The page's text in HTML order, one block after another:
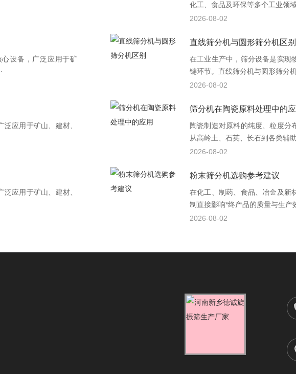
化工、食品及环保等多个工业领域
2026-08-02
设备，广泛应用于矿
直线筛分机与圆形筛分机区别
在工业生产中，筛分设备是实现
键环节。直线筛分机与圆形筛分机
2026-08-02
应用于矿山、建材、
筛分机在陶瓷原料处理中的
陶瓷制造对原料的纯度、粒度分
从高岭土、石英、长石到各类辅助
2026-08-02
应用于矿山、建材、
粉末筛分机选购参考建议
在化工、制药、食品、冶金及新
制直接影响*终产品的质量与生产
2026-08-02